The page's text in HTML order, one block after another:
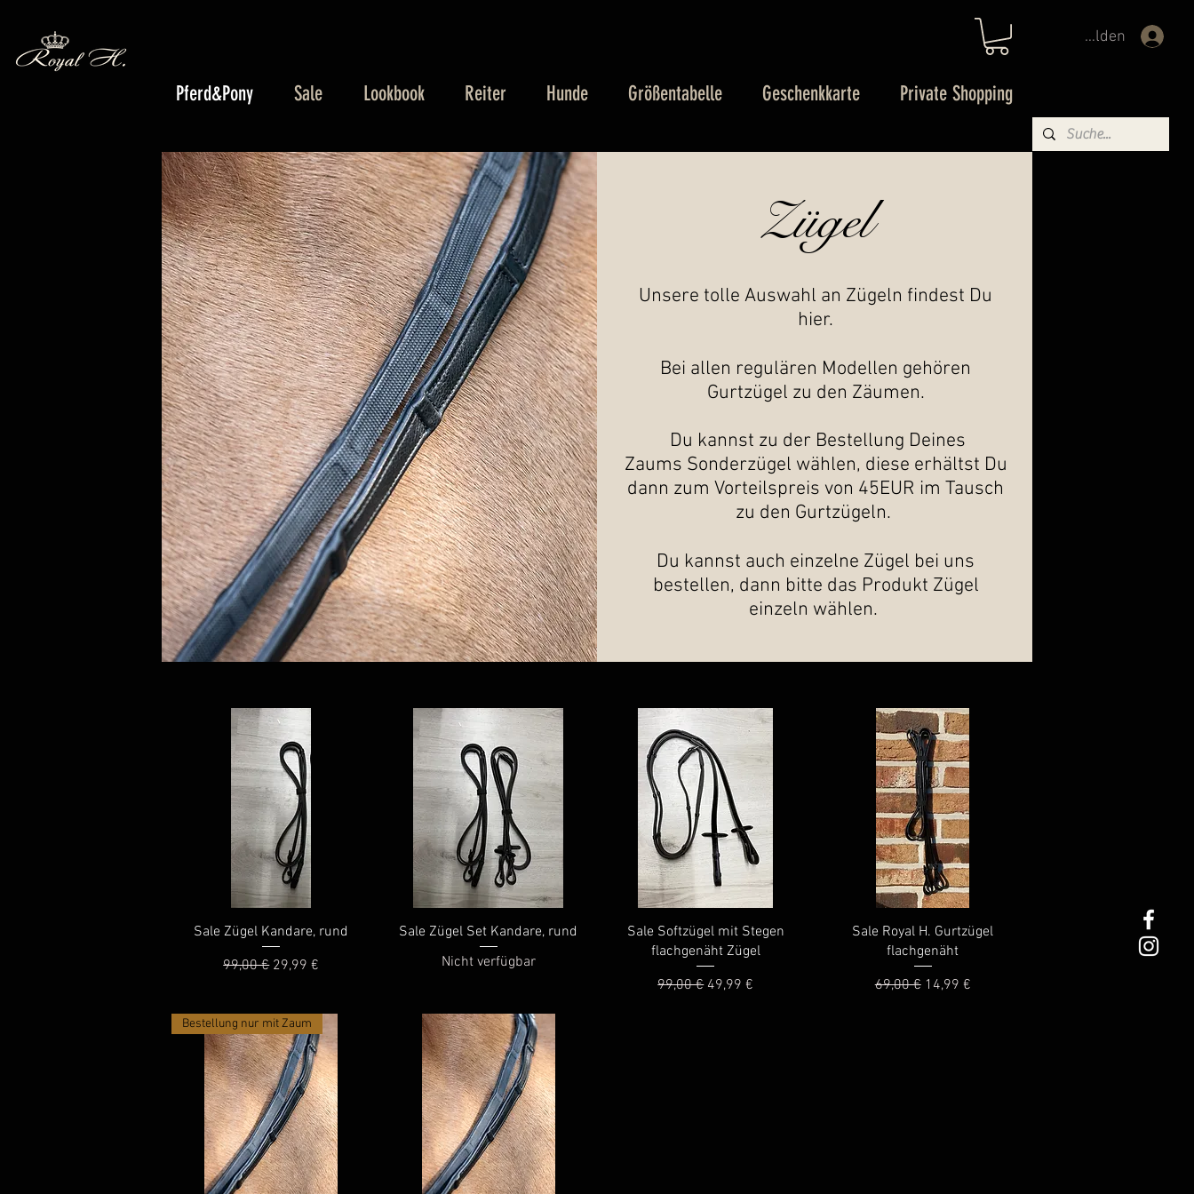
Pferd&Pony Sale Lookbook Reiter Hunde Größentabelle Geschenkkarte Private Shopping
Anmelden
Zügel
Unsere tolle Auswahl an Zügeln findest Du
hier.
Bei allen regulären Modellen gehören
Gurtzügel zu den Zäumen.
Du kannst zu der Bestellung Deines
Zaums Sonderzügel wählen, diese erhältst Du
dann zum Vorteilspreis von 45EUR im Tausch
zu den Gurtzügeln.
Du kannst auch einzelne Zügel bei uns
bestellen, dann bitte das Produkt Zügel
einzeln wählen.
Schnellansicht
Sale Zügel Kandare, rund
Standardpreis
99,00 € Sale-Preis
29,99 €
Schnellansicht
Sale Zügel Set Kandare, rund
Nicht verfügbar
Schnellansicht
Sale Softzügel mit Stegen
flachgenäht Zügel
Standardpreis
99,00 € Sale-Preis
49,99 €
Schnellansicht
Sale Royal H. Gurtzügel
flachgenäht
Standardpreis
69,00 € Sale-Preis
14,99 €
Bestellung nur mit Zaum